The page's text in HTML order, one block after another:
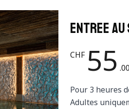
Entree au
CHF 55 .00
Pour 3 heures
Adultes